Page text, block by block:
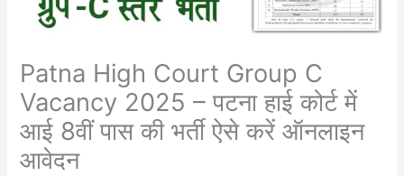
Patna High Court Group C
Vacancy 2025 – पटना हाई कोर्ट में
आई 8वीं पास की भर्ती ऐसे करें ऑनलाइन
आवेदन